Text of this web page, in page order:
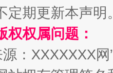
定期更新本声明
权权属问题：
：XXXXXXX